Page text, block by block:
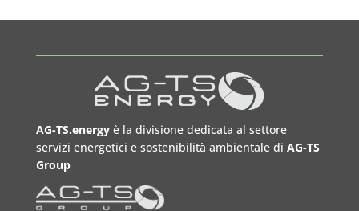
AG-TS.energyè la divisione dedicata al settore
servizi energetici e sostenibilità ambientale di AG-TS
Group